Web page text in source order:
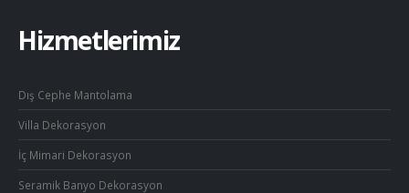
Hizmetlerimiz
Dış Cephe Mantolama
Villa Dekorasyon
İç Mimari Dekorasyon
Seramik Banyo Dekorasyon